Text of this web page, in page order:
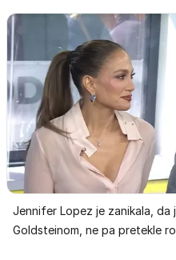
Jennifer Lopez je zanikala, da
Goldsteinom, ne pa pretekle